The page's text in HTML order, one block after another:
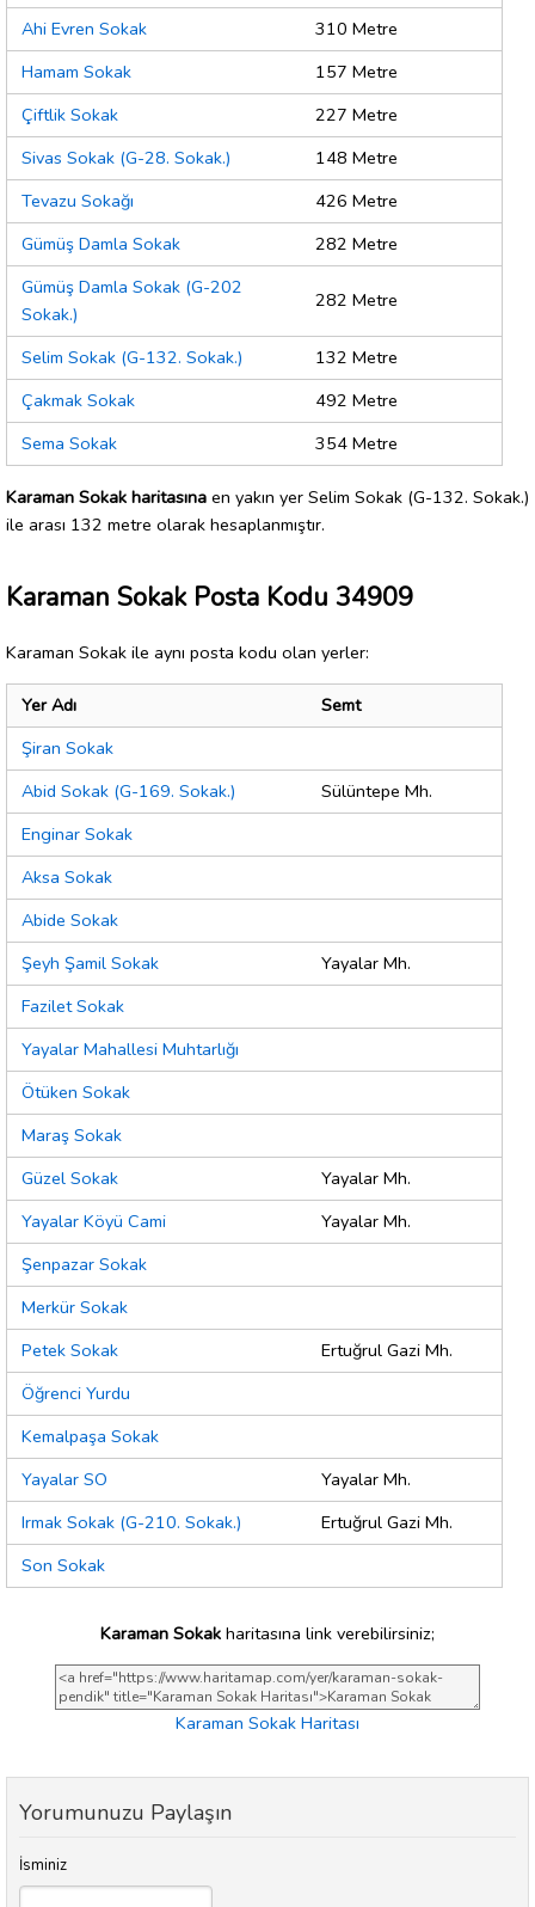
Ahi Evren Sokak
310 Metre
Hamam Sokak
157 Metre
Çiftlik Sokak
227 Metre
Sivas Sokak (G-28. Sokak.)
148 Metre
Tevazu Sokağı
426 Metre
Gümüş Damla Sokak
282 Metre
Gümüş Damla Sokak (G-202
Sokak.)
282 Metre
Selim Sokak (G-132. Sokak.)
132 Metre
Çakmak Sokak
492 Metre
Sema Sokak
354 Metre
Karaman Sokak haritasına en yakın yer Selim Sokak (G-132. Sokak.)
ile arası 132 metre olarak hesaplanmıştır.
Karaman Sokak Posta Kodu 34909
Karaman Sokak ile aynı posta kodu olan yerler:
Yer Adı
Semt
Şiran Sokak
Abid Sokak (G-169. Sokak.)
Sülüntepe Mh.
Enginar Sokak
Aksa Sokak
Abide Sokak
Şeyh Şamil Sokak
Yayalar Mh.
Fazilet Sokak
Yayalar Mahallesi Muhtarlığı
Ötüken Sokak
Maraş Sokak
Güzel Sokak
Yayalar Mh.
Yayalar Köyü Cami
Yayalar Mh.
Şenpazar Sokak
Merkür Sokak
Petek Sokak
Ertuğrul Gazi Mh.
Öğrenci Yurdu
Kemalpaşa Sokak
Yayalar SO
Yayalar Mh.
Irmak Sokak (G-210. Sokak.)
Ertuğrul Gazi Mh.
Son Sokak
Karaman Sokak haritasına link verebilirsiniz;
Karaman Sokak Haritası
Yorumunuzu Paylaşın
İsminiz